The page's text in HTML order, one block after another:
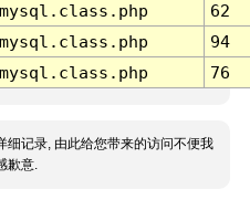
62
94
76
细记录, 由此给您带来的访问不便我
歉意.